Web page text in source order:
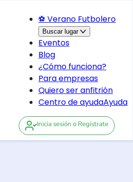
⚽ Verano Futbolero
Buscar lugar
Eventos
Blog
¿Cómo funciona?
Para empresas
Quiero ser anfitrión
Centro de ayudaAyuda
Inicia sesión o Regístrate